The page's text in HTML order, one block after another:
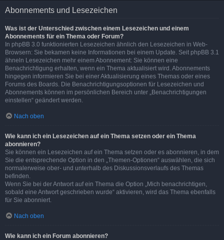
Abonnements und Lesezeichen
Was ist der Unterschied zwischen einem Lesezeichen und einem
Abonnements für ein Thema oder Forum?
In phpBB 3.0 funktionierten Lesezeichen ähnlich den Lesezeichen in Web-
Browsern: Sie bekamen keine Informationen bei einem Update. Seit phpBB 3.1
ähneln Lesezeichen mehr einem Abonnement: Sie können eine
Benachrichtigung erhalten, wenn ein Thema aktualisiert wird. Abonnements
hingegen informieren Sie bei einer Aktualisierung eines Themas oder eines
Forums des Boards. Die Benachrichtigungsoptionen für Lesezeichen und
Abonnements können im persönlichen Bereich unter „Benachrichtigungen
einstellen“ geändert werden.
Nach oben
Wie kann ich ein Lesezeichen auf ein Thema setzen oder ein Thema
abonnieren?
Sie können ein Lesezeichen auf ein Thema setzen oder es abonnieren, in dem
Sie die entsprechende Option in den „Themen-Optionen“ auswählen, die sich
normalerweise ober- und unterhalb des Diskussionsverlaufs des Themas
befinden.
Wenn Sie bei der Antwort auf ein Thema die Option „Mich benachrichtigen,
sobald eine Antwort geschrieben wurde“ aktivieren, wird das Thema ebenfalls
für Sie abonniert.
Nach oben
Wie kann ich ein Forum abonnieren?